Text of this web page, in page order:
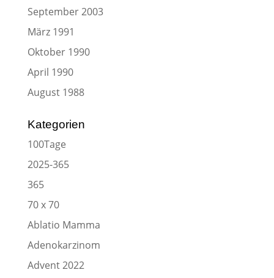
September 2003
März 1991
Oktober 1990
April 1990
August 1988
Kategorien
100Tage
2025-365
365
70 x 70
Ablatio Mamma
Adenokarzinom
Advent 2022